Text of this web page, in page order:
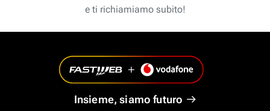
e ti richiamiamo subito!
Insieme, siamo futuro